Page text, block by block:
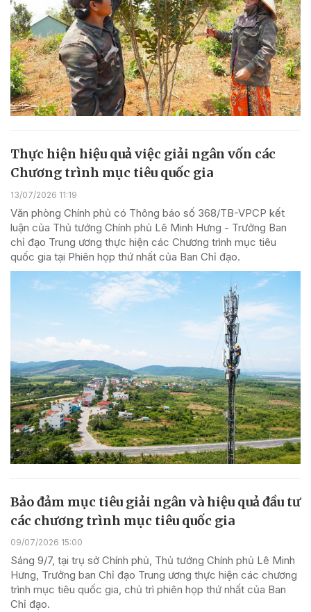
Thực hiện hiệu quả việc giải ngân vốn các
Chương trình mục tiêu quốc gia
13/07/2026 11:19
Văn phòng Chính phủ có Thông báo số 368/TB-VPCP kết
luận của Thủ tướng Chính phủ Lê Minh Hưng - Trưởng Ban
chỉ đạo Trung ương thực hiện các Chương trình mục tiêu
quốc gia tại Phiên họp thứ nhất của Ban Chỉ đạo.
Bảo đảm mục tiêu giải ngân và hiệu quả đầu tư
các chương trình mục tiêu quốc gia
09/07/2026 15:00
Sáng 9/7, tại trụ sở Chính phủ, Thủ tướng Chính phủ Lê Minh
Hưng, Trưởng ban Chỉ đạo Trung ương thực hiện các chương
trình mục tiêu quốc gia, chủ trì phiên họp thứ nhất của Ban
Chỉ đạo.